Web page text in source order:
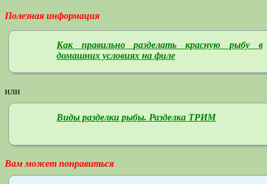
Полезная информация
Как правильно разделать красную рыбу в
домашних условиях на филе
или
Виды разделки рыбы. Разделка ТРИМ
Вам может понравиться